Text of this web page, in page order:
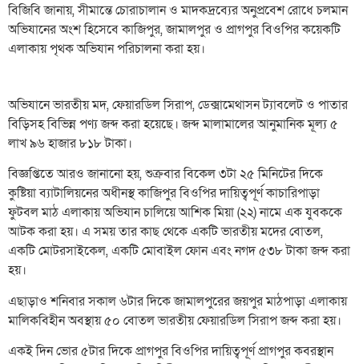
বিজিবি জানায়, সীমান্তে চোরাচালান ও মাদকদ্রব্যের অনুপ্রবেশ রোধে চলমান
অভিযানের অংশ হিসেবে কাজিপুর, জামালপুর ও প্রাগপুর বিওপির কয়েকটি
এলাকায় পৃথক অভিযান পরিচালনা করা হয়।
অভিযানে ভারতীয় মদ, ফেয়ারডিল সিরাপ, ডেক্সামেথাসন ট্যাবলেট ও পাতার
বিড়িসহ বিভিন্ন পণ্য জব্দ করা হয়েছে। জব্দ মালামালের আনুমানিক মূল্য ৫
লাখ ৯৬ হাজার ৮১৮ টাকা।
বিজ্ঞপ্তিতে আরও জানানো হয়, শুক্রবার বিকেল ৩টা ২৫ মিনিটের দিকে
কুষ্টিয়া ব্যাটালিয়নের অধীনস্থ কাজিপুর বিওপির দায়িত্বপূর্ণ কাচারিপাড়া
ফুটবল মাঠ এলাকায় অভিযান চালিয়ে আশিক মিয়া (২২) নামে এক যুবককে
আটক করা হয়। এ সময় তার কাছ থেকে একটি ভারতীয় মদের বোতল,
একটি মোটরসাইকেল, একটি মোবাইল ফোন এবং নগদ ৫৩৮ টাকা জব্দ করা
হয়।
এছাড়াও শনিবার সকাল ৬টার দিকে জামালপুরের জয়পুর মাঠপাড়া এলাকায়
মালিকবিহীন অবস্থায় ৫০ বোতল ভারতীয় ফেয়ারডিল সিরাপ জব্দ করা হয়।
একই দিন ভোর ৫টার দিকে প্রাগপুর বিওপির দায়িত্বপূর্ণ প্রাগপুর কবরস্থান